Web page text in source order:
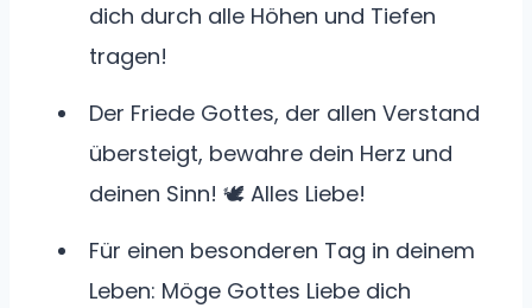
dich durch alle Höhen und Tiefen
tragen!
Der Friede Gottes, der allen Verstand
übersteigt, bewahre dein Herz und
deinen Sinn! 🕊️ Alles Liebe!
Für einen besonderen Tag in deinem
Leben: Möge Gottes Liebe dich